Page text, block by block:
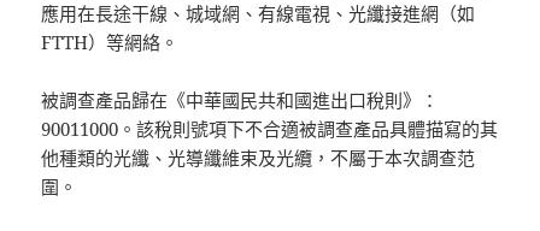
應用在長途干線、城域網、有線電視、光纖接進網（如
FTTH）等網絡。
被調查產品歸在《中華國民共和國進出口稅則》：
90011000。該稅則號項下不合適被調查產品具體描寫的其
他種類的光纖、光導纖維束及光纜，不屬于本次調查范
圍。